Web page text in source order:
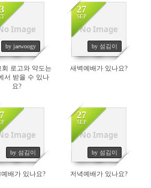
Image
by jaewoogy
230
회 로고와 약도는
서 받을 수 있나
요?
No Image
27
SEP
by 섬김이
264
새벽예배가 있나요?
Image
by 섬김이
244
예배가 있나요?
No Image
27
SEP
by 섬김이
240
저녁예배가 있나요?